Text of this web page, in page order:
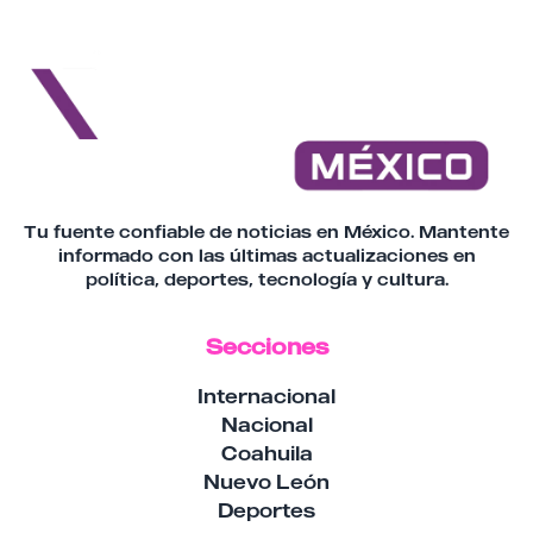
Tu fuente confiable de noticias en México. Mantente
informado con las últimas actualizaciones en
política, deportes, tecnología y cultura.
Secciones
Internacional
Nacional
Coahuila
Nuevo León
Deportes